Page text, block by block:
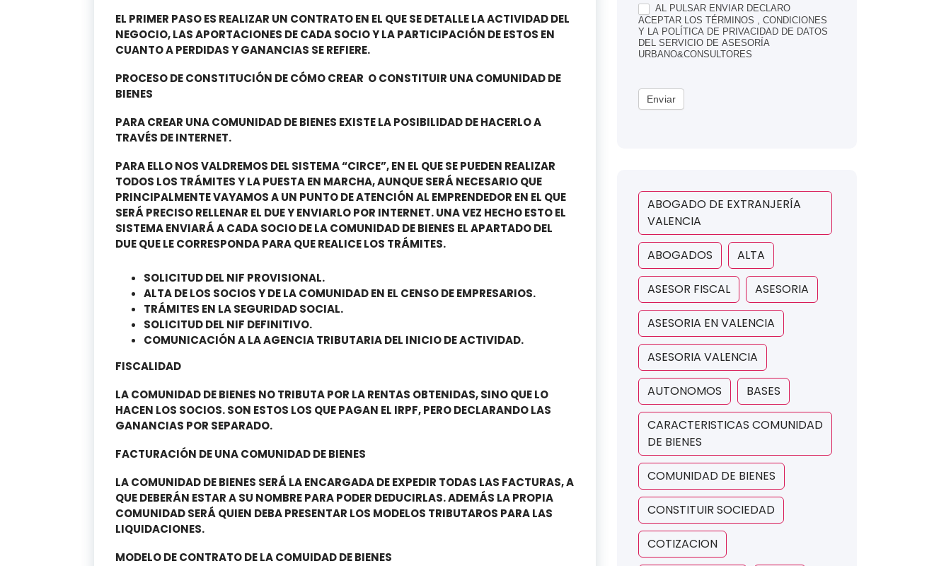
EL PRIMER PASO ES REALIZAR UN CONTRATO EN EL QUE SE DETALLE LA ACTIVIDAD DEL
NEGOCIO, LAS APORTACIONES DE CADA SOCIO Y LA PARTICIPACIÓN DE ESTOS EN
CUANTO A PERDIDAS Y GANANCIAS SE REFIERE.
PROCESO DE CONSTITUCIÓN DE CÓMO CREAR O CONSTITUIR UNA COMUNIDAD DE
BIENES
PARA CREAR UNA COMUNIDAD DE BIENES EXISTE LA POSIBILIDAD DE HACERLO A
TRAVÉS DE INTERNET.
PARA ELLO NOS VALDREMOS DEL SISTEMA “CIRCE”, EN EL QUE SE PUEDEN REALIZAR
TODOS LOS TRÁMITES Y LA PUESTA EN MARCHA, AUNQUE SERÁ NECESARIO QUE
PRINCIPALMENTE VAYAMOS A UN PUNTO DE ATENCIÓN AL EMPRENDEDOR EN EL QUE
SERÁ PRECISO RELLENAR EL DUE Y ENVIARLO POR INTERNET. UNA VEZ HECHO ESTO EL
SISTEMA ENVIARÁ A CADA SOCIO DE LA COMUNIDAD DE BIENES EL APARTADO DEL
DUE QUE LE CORRESPONDA PARA QUE REALICE LOS TRÁMITES.
SOLICITUD DEL NIF PROVISIONAL.
ALTA DE LOS SOCIOS Y DE LA COMUNIDAD EN EL CENSO DE EMPRESARIOS.
TRÁMITES EN LA SEGURIDAD SOCIAL.
SOLICITUD DEL NIF DEFINITIVO.
COMUNICACIÓN A LA AGENCIA TRIBUTARIA DEL INICIO DE ACTIVIDAD.
FISCALIDAD
LA COMUNIDAD DE BIENES NO TRIBUTA POR LA RENTAS OBTENIDAS, SINO QUE LO
HACEN LOS SOCIOS. SON ESTOS LOS QUE PAGAN EL IRPF, PERO DECLARANDO LAS
GANANCIAS POR SEPARADO.
FACTURACIÓN DE UNA COMUNIDAD DE BIENES
LA COMUNIDAD DE BIENES SERÁ LA ENCARGADA DE EXPEDIR TODAS LAS FACTURAS, A
QUE DEBERÁN ESTAR A SU NOMBRE PARA PODER DEDUCIRLAS. ADEMÁS LA PROPIA
COMUNIDAD SERÁ QUIEN DEBA PRESENTAR LOS MODELOS TRIBUTAROS PARA LAS
LIQUIDACIONES.
MODELO DE CONTRATO DE LA COMUIDAD DE BIENES
AL PULSAR ENVIAR DECLARO
ACEPTAR LOS TÉRMINOS , CONDICIONES
Y LA POLÍTICA DE PRIVACIDAD DE DATOS
DEL SERVICIO DE ASESORÍA
URBANO&CONSULTORES
Enviar
ABOGADO DE EXTRANJERÍA
VALENCIA
ABOGADOS ALTA
ASESOR FISCAL ASESORIA
ASESORIA EN VALENCIA
ASESORIA VALENCIA
AUTONOMOS BASES
CARACTERISTICAS COMUNIDAD
DE BIENES
COMUNIDAD DE BIENES
CONSTITUIR SOCIEDAD
COTIZACION